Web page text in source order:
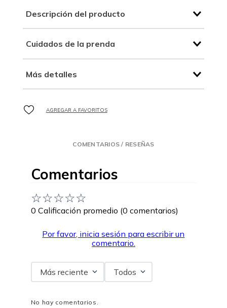
Descripción del producto
Cuidados de la prenda
Más detalles
COMENTARIOS / RESEÑAS
Comentarios
☆☆☆☆☆
0 Calificación promedio (0 comentarios)
Por favor, inicia sesión para escribir un
comentario.
Más reciente Todos
No hay comentarios.